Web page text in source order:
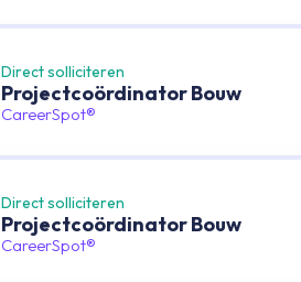
Direct solliciteren
Projectcoördinator Bouw
CareerSpot®
Direct solliciteren
Projectcoördinator Bouw
CareerSpot®